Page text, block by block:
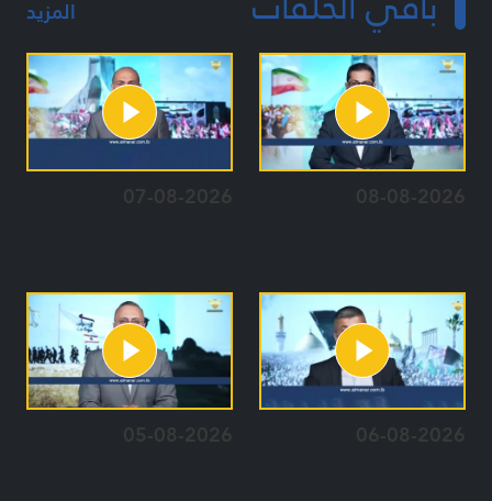
المزيد
08-08-2026
07-08-2026
06-08-2026
05-08-2026